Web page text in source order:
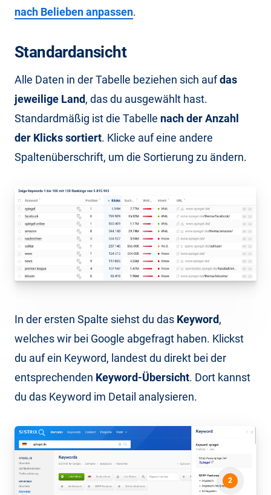
nach Belieben anpassen.
Standardansicht
Alle Daten in der Tabelle beziehen sich aufdas
jeweilige Land, das du ausgewählt hast.
Standardmäßig ist die Tabelle nach der Anzahl
der Klicks sortiert. Klicke auf eine andere
Spaltenüberschrift, um die Sortierung zu ändern.
In der ersten Spalte siehst du das Keyword,
welches wir bei Google abgefragt haben. Klickst
du auf ein Keyword, landest du direkt bei der
entsprechenden Keyword-Übersicht. Dort kannst
du das Keyword im Detail analysieren.
2